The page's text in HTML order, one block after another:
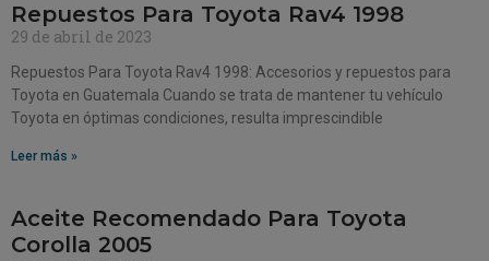
Repuestos Para Toyota Rav4 1998
29 de abril de 2023
Repuestos Para Toyota Rav4 1998: Accesorios y repuestos para
Toyota en Guatemala Cuando se trata de mantener tu vehículo
Toyota en óptimas condiciones, resulta imprescindible
Leer más »
Aceite Recomendado Para Toyota
Corolla 2005